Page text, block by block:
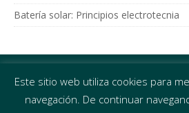
Batería solar: Principios electrotecnia
Distrita Inversiones
Eficiencia energética y prevención de
C/ García de Paredes 22,
Este sitio web utiliza cookies para
navegación. De continuar